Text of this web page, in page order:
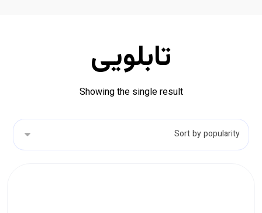
تابلویی
Showing the single result